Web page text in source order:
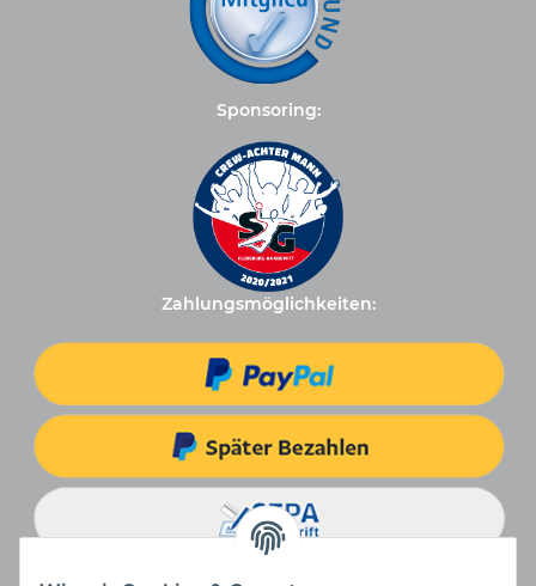
Sponsoring:
Zahlungsmöglichkeiten: